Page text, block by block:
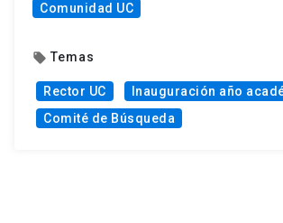
Comunidad UC
local_offer Temas
Rector UC
Inauguración año
Comité de Búsqueda